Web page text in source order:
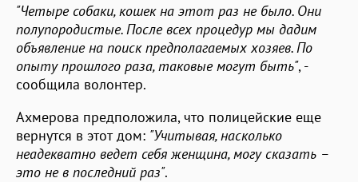
"Четыре собаки, кошек на этот раз не было. Они
полупородистые. После всех процедур мы дадим
объявление на поиск предполагаемых хозяев. По
опыту прошлого раза, таковые могут быть", -
сообщила волонтер.
Ахмерова предположила, что полицейские еще
вернутся в этот дом: "Учитывая, насколько
неадекватно ведет себя женщина, могу сказать –
это не в последний раз".